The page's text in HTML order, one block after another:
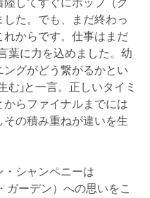
た。でも、まだ終わっ
からです。仕事はまだ
葉に力を込めました。幼
グがどう繋がるかとい
む」と一言。正しいタイミ
らファイナルまでには
の積み重ねが違いを生
シャンペニーは
ガーデン）への思いをこ